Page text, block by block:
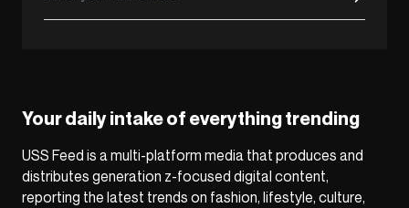
Your daily intake of everything trending
USS Feed is a multi-platform media that produces and
distributes generation z-focused digital content,
reporting the latest trends on fashion, lifestyle, culture,